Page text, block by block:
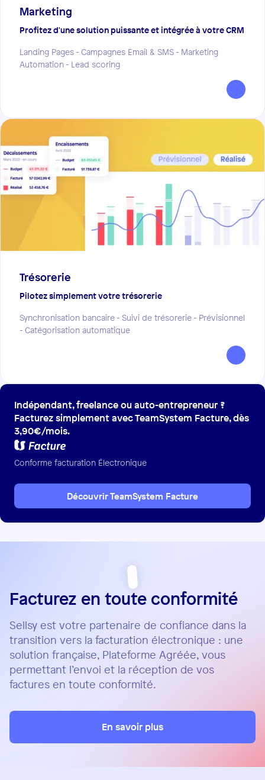
Marketing
Profitez d'une solution puissante et intégrée à votre CRM
Landing Pages - Campagnes Email & SMS - Marketing
Automation - Lead scoring
Trésorerie
Pilotez simplement votre trésorerie
Synchronisation bancaire - Suivi de trésorerie - Prévisionnel
- Catégorisation automatique
Indépendant, freelance ou auto-entrepreneur ?
Facturez simplement avec TeamSystem Facture, dès
3,90€/mois.
Conforme facturation Électronique
Découvrir TeamSystem Facture
Facturez en toute conformité
Sellsy est votre partenaire de confiance dans la
transition vers la facturation électronique : une
solution française, Plateforme Agréée, vous
permettant l’envoi et la réception de vos
factures en toute conformité.
En savoir plus